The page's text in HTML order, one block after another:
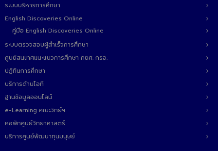
ระบบบริหารการศึกษา
English Discoveries Online
คู่มือ English Discoveries Online
ระบบตรวจสอบผู้สำเร็จการศึกษา
ศูนย์สนเทศแนะแนวการศึกษา กยศ. กรอ.
ปฏิทินการศึกษา
บริการด้านไอที
ฐานข้อมูลออนไลน์
e-Learning คณะวิทย์ฯ
หอพักศูนย์วิทยาศาสตร์
บริการศูนย์พัฒนาทุนมนุษย์